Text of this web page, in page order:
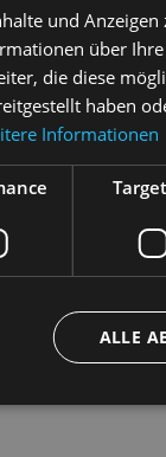
und
über
die diese
haben
Informationen
ALLE